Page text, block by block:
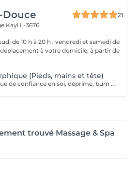
Douce
21
Kayl L-3676
20 h ; vendredi et samedi de
déplacement à votre domicile, à partir de
(Pieds, mains et tête)
Stress, anxiété, manque de confiance en soi, déprime, burn out ? Le massage métamorphique vous aidera à retrouver votre paix intérieure, C'est un massage très doux, en effleurage qui libère les nuds et blocages pour libérer l'énergie vitale. Le principe est de reconnecter la personne à sa période prénatale grâce à un massage sur les pieds, les mains et la tête aux endroits des points réflexes qui correspondent à la colonne vertébrale. Les blocages d'énergie peuvent être libéré s et un potentiel d'auto-guérison !
trouvé Massage & Spa